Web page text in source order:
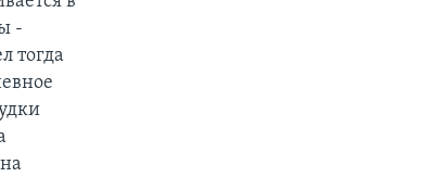
-
тогда